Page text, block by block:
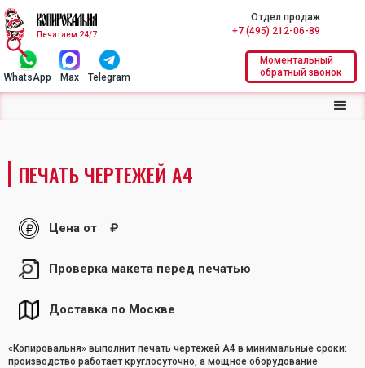
Печатаем 24/7
Отдел продаж
+7 (495) 212-06-89
WhatsApp Max Telegram
Моментальный
обратный звонок
ПЕЧАТЬ ЧЕРТЕЖЕЙ А4
Цена от ₽
Проверка макета перед печатью
Доставка по Москве
«Копировальня» выполнит печать чертежей А4 в минимальные сроки:
производство работает круглосуточно, а мощное оборудование